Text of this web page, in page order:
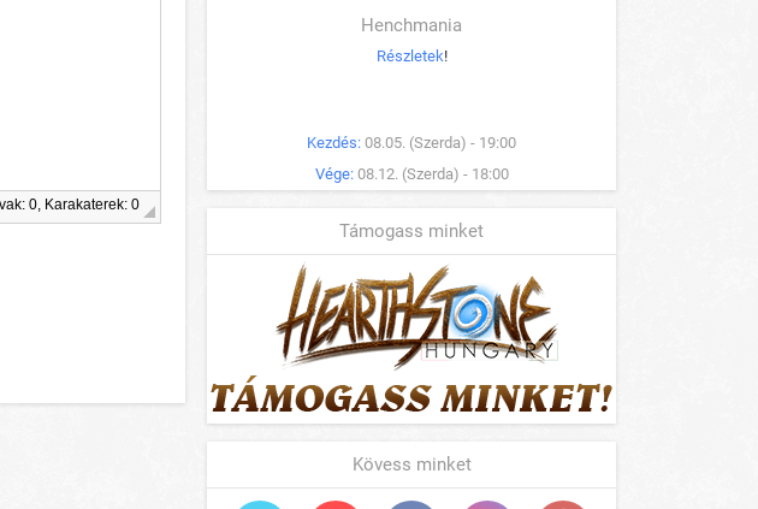
0, Karakaterek: 0
Henchmania
Részletek!
Kezdés: 08.05. (Szerda) - 19:00
Vége: 08.12. (Szerda) - 18:00
Támogass minket
Kövess minket